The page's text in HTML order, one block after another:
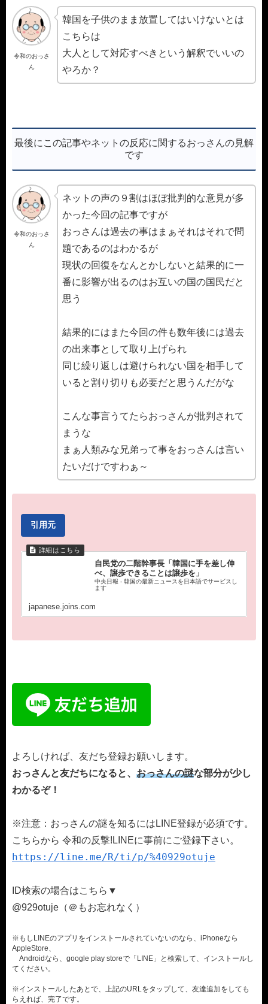
令和のおっさ
ん
韓国を子供のまま放置してはいけないとは
こちらは
大人として対応すべきという解釈でいいの
やろか？
最後にこの記事やネットの反応に関するおっさんの見解
です
令和のおっさ
ん
ネットの声の９割はほぼ批判的な意見が多
かった今回の記事ですが
おっさんは過去の事はまぁそれはそれで問
題であるのはわかるが
現状の回復をなんとかしないと結果的に一
番に影響が出るのはお互いの国の国民だと
思う
結果的にはまた今回の件も数年後には過去
の出来事として取り上げられ
同じ繰り返しは避けられない国を相手して
いると割り切りも必要だと思うんだがな
こんな事言うてたらおっさんが批判されて
まうな
まぁ人類みな兄弟って事をおっさんは言い
たいだけですわぁ～
引用元
自民党の二階幹事長「韓国に手を差し伸
べ、譲歩できることは譲歩を」
中央日報 - 韓国の最新ニュースを日本語でサービスし
ます
japanese.joins.com
よろしければ、友だち登録お願いします。
おっさんと友だちになると、 おっさんの謎な部分が少し
わかるぞ！
※注意：おっさんの謎を知るにはLINE登録が必須です。
こちらから 令和の反撃!LINEに事前にご登録下さい。
https://line.me/R/ti/p/%40929otuje
ID検索の場合はこちら▼
@929otuje（＠もお忘れなく）
※もしLINEのアプリをインストールされていないのなら、iPhoneなら
AppleStore、
Androidなら、google play storeで「LINE」と検索して、インストールし
てください。
※インストールしたあとで、上記のURLをタップして、友達追加をしても
らえれば、完了です。